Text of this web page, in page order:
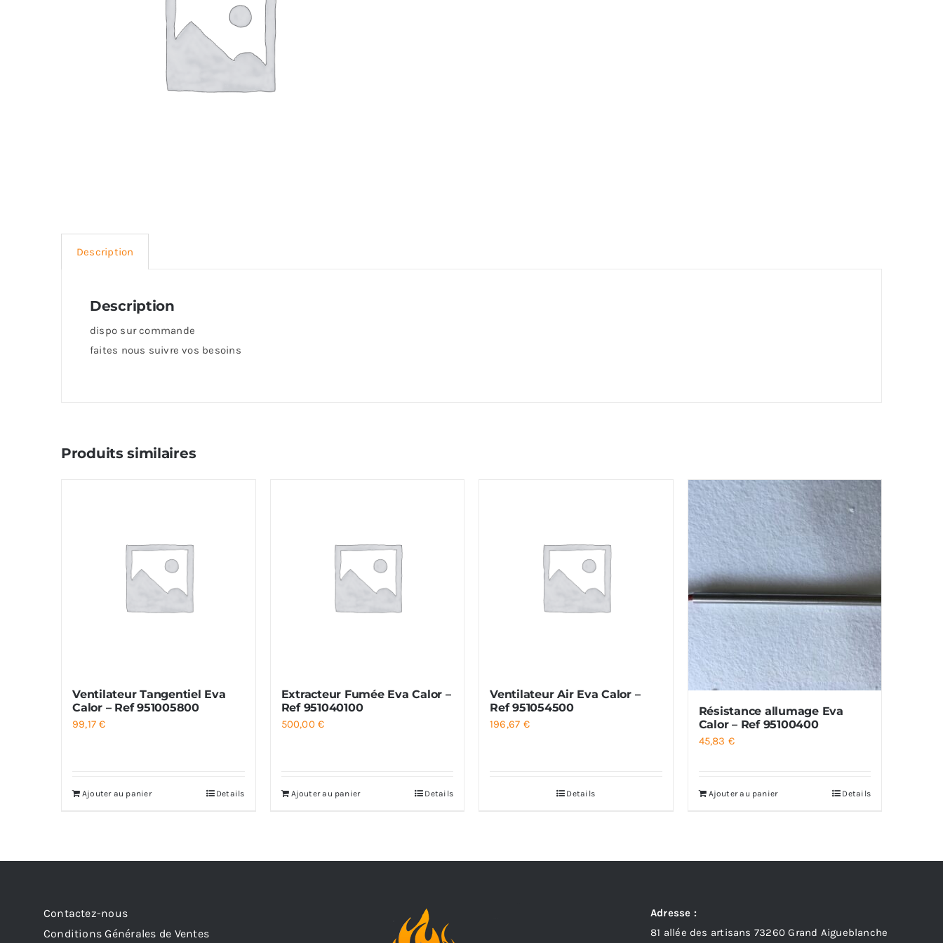
Description
Description
dispo sur commande
faites nous suivre vos besoins
Produits similaires
Ventilateur Tangentiel Eva
Calor – Ref 951005800
99,17€
Ajouter au panier Details
Extracteur Fumée Eva Calor –
Ref 951040100
500,00€
Ajouter au panier Details
Ventilateur Air Eva Calor –
Ref 951054500
196,67 €
Details
Résistance allumage Eva
Calor – Ref 95100400
45,83 €
Ajouter au panier Details
Contactez-nous
Conditions Générales de Ventes
Adresse :
81 allée des artisans 73260 Grand Aigueblanche